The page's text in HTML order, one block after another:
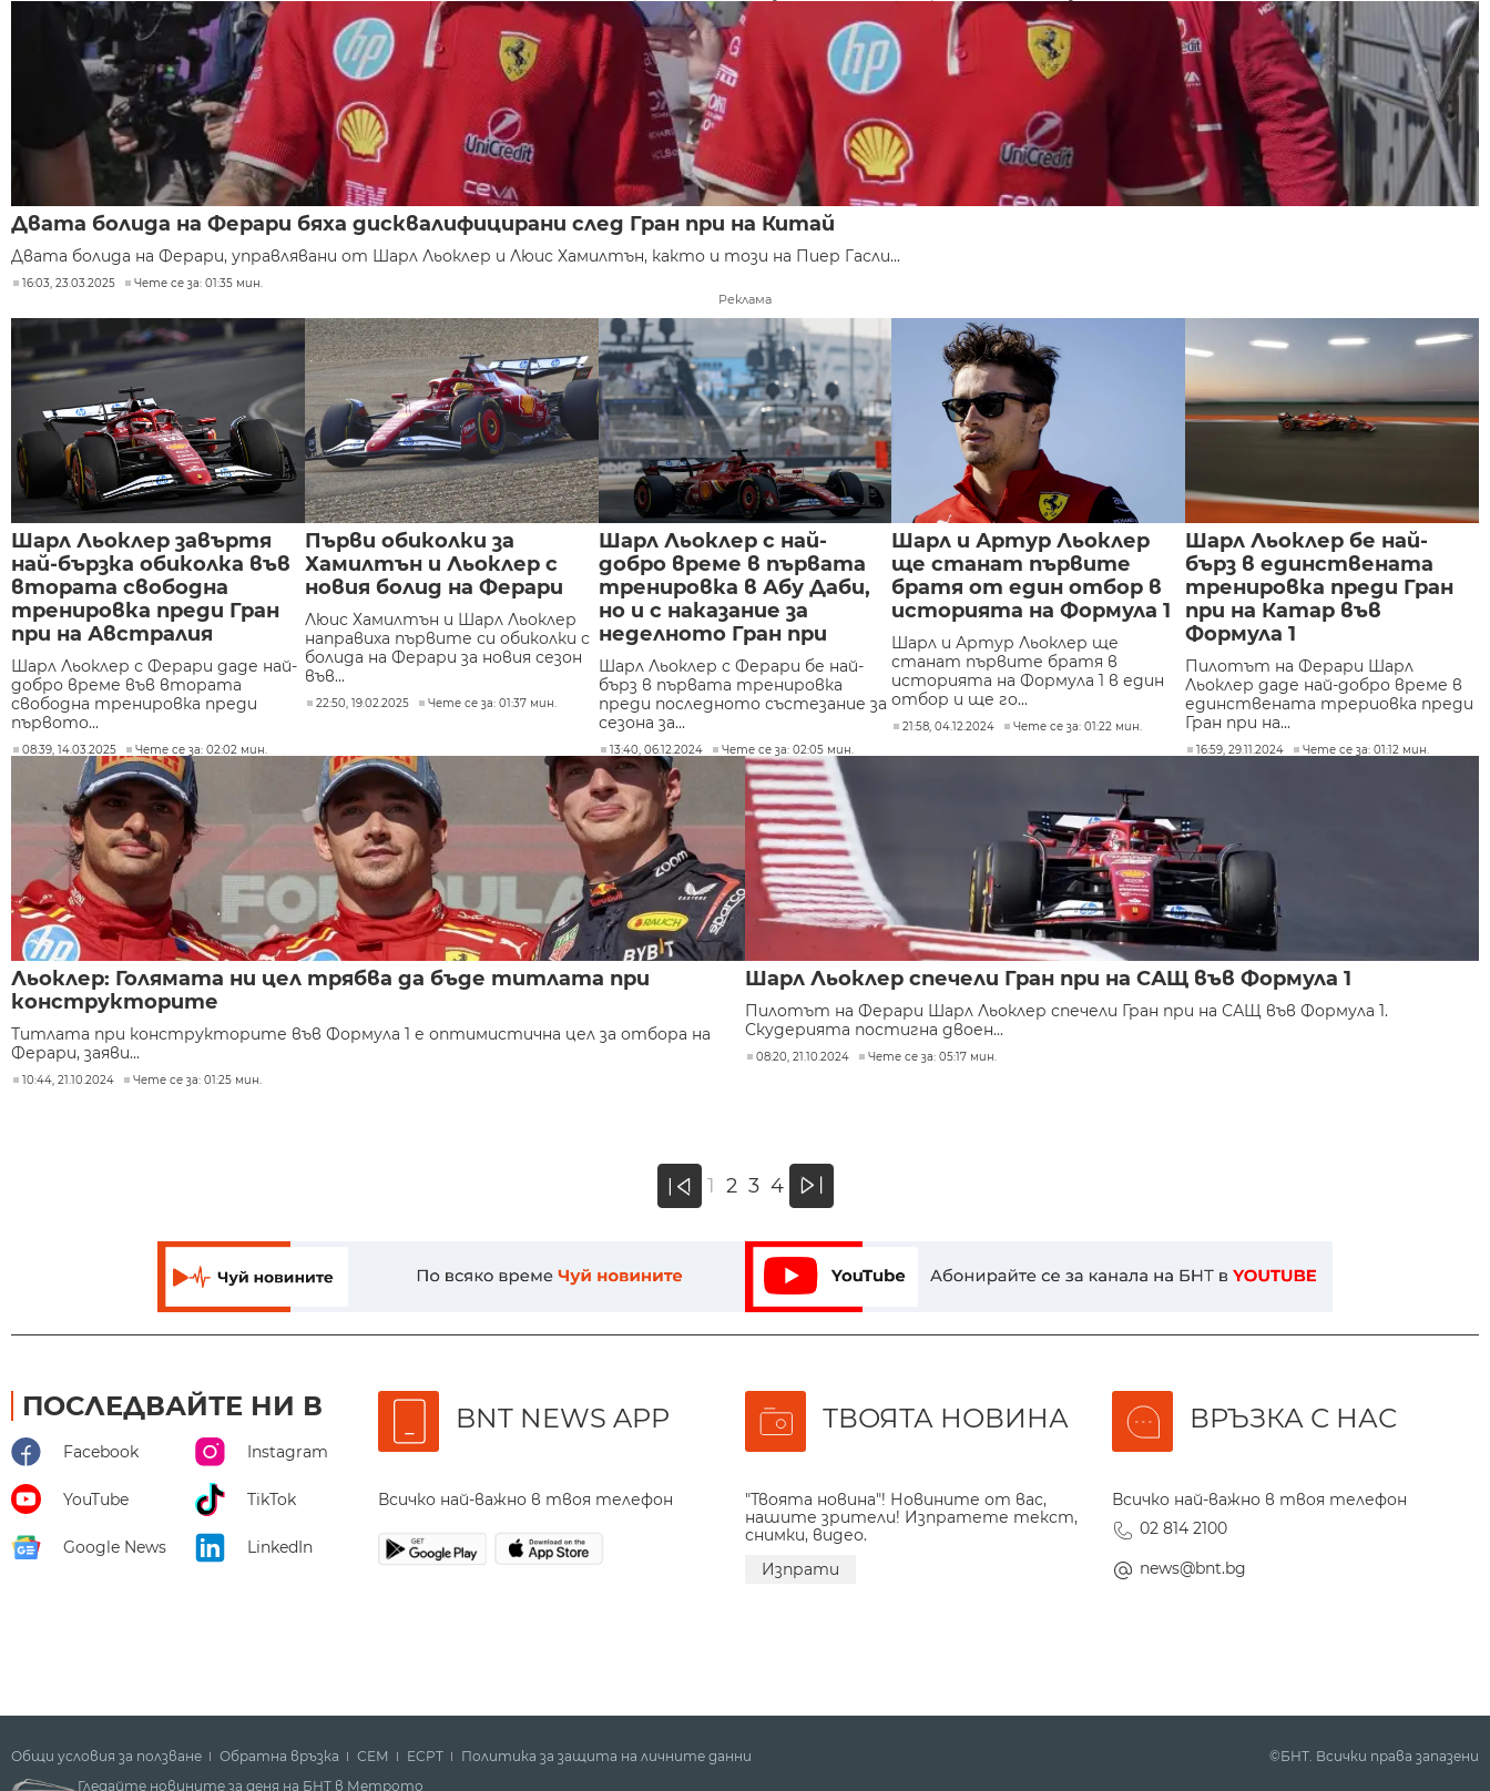
Двата болида на Ферари бяха дисквалифицирани след Гран при на Китай
Двата болида на Ферари, управлявани от Шарл Льоклер и Люис Хамилтън, както и този на Пиер Гасли...
16:03, 23.03.2025 Чете се за: 01:35 мин.
Реклама
Шарл Льоклер завъртя
най-бързка обиколка във
втората свободна
тренировка преди Гран
при на Австралия
Шарл Льоклер с Ферари даде най-
добро време във втората
свободна тренировка преди
първото...
08:39, 14.03.2025 Чете се за: 02:02 мин.
Първи обиколки за
Хамилтън и Льоклер с
новия болид на Ферари
Люис Хамилтън и Шарл Льоклер
направиха първите си обиколки с
болида на Ферари за новия сезон
във...
22:50, 19.02.2025 Чете се за: 01:37 мин.
Шарл Льоклер с най-
добро време в първата
тренировка в Абу Даби,
но и с наказание за
неделното Гран при
Шарл Льоклер с Ферари бе най-
бърз в първата тренировка
преди последното състезание за
сезона за...
13:40, 06.12.2024 Чете се за: 02:05 мин.
Шарл и Артур Льоклер
ще станат първите
братя от един отбор в
историята на Формула 1
Шарл и Артур Льоклер ще
станат първите братя в
историята на Формула 1 в един
отбор и ще го...
21:58, 04.12.2024 Чете се за: 01:22 мин.
Шарл Льоклер бе най-
бърз в единствената
тренировка преди Гран
при на Катар във
Формула 1
Пилотът на Ферари Шарл
Льоклер даде най-добро време в
единствената трериовка преди
Гран при на...
16:59, 29.11.2024 Чете се за: 01:12 мин.
Льоклер: Голямата ни цел трябва да бъде титлата при
конструкторите
Титлата при конструкторите във Формула 1 е оптимистична цел за отбора на
Ферари, заяви...
10:44, 21.10.2024 Чете се за: 01:25 мин.
Шарл Льоклер спечели Гран при на САЩ във Формула 1
Пилотът на Ферари Шарл Льоклер спечели Гран при на САЩ във Формула 1.
Скудерията постигна двоен...
08:20, 21.10.2024 Чете се за: 05:17 мин.
« 1 2 3 4 »
ПОСЛЕДВАЙТЕ НИ В
Facebook Instagram
YouTube TikTok
Google News LinkedIn
BNT NEWS APP
Всичко най-важно в твоя телефон
ТВОЯТА НОВИНА
"Твоята новина"! Новините от вас,
нашите зрители! Изпратете текст,
снимки, видео.
Изпрати
ВРЪЗКА С НАС
Всичко най-важно в твоя телефон
02 814 2100
news@bnt.bg
Общи условия за ползване Обратна връзка СЕМ ECPT Политика за защита на личните данни
©БНТ. Всички права запазени
Гледайте новините за деня на БНТ в Метрото